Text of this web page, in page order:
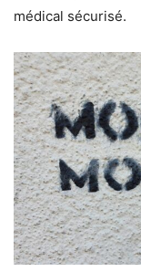
médical sécurisé.